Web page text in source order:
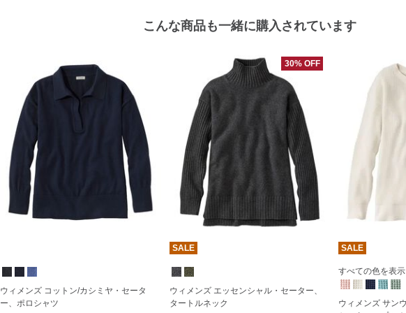
こんな商品も一緒に購入されています
ウィメンズ コットン/カシミヤ・セータ
ー、ポロシャツ
30% OFF
SALE
ウィメンズ エッセンシャル・セーター、
タートルネック
SALE
すべての色を表
ウィメンズ サン